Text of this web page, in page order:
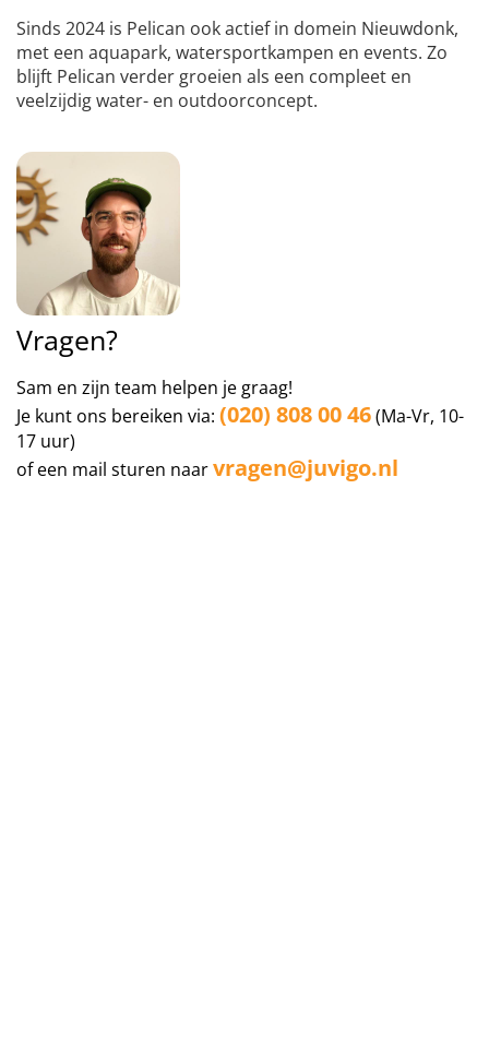
Sinds 2024 is Pelican ook actief in domein Nieuwdonk,
met een aquapark, watersportkampen en events. Zo
blijft Pelican verder groeien als een compleet en
veelzijdig water- en outdoorconcept.
Vragen?
Sam en zijn team helpen je graag!
Je kunt ons bereiken via: (020) 808 00 46(Ma-Vr, 10-
17 uur)
of een mail sturen naarvragen@juvigo.nl